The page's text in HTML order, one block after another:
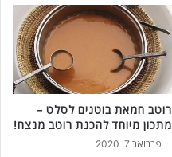
רוטב חמאת בוטנים לסלט –
מתכון מיוחד להכנת רוטב מנצח!
פברואר 7, 2020